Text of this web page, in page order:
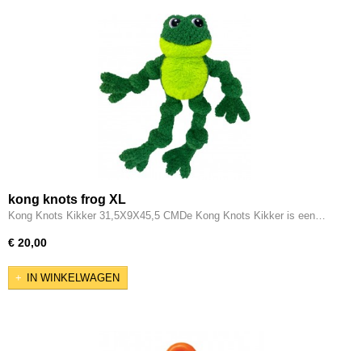
kong knots frog XL
Kong Knots Kikker 31,5X9X45,5 CMDe Kong Knots Kikker is een…
€ 20,00
IN WINKELWAGEN